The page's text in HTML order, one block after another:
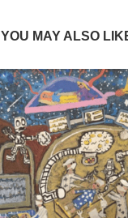
YOU MAY ALSO